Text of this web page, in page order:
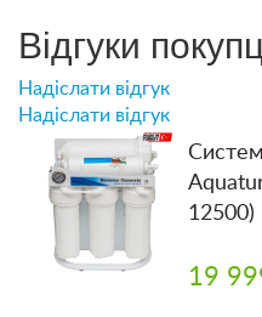
Відгуки
Надіслати відгук
Надіслати відгук
12500)
19